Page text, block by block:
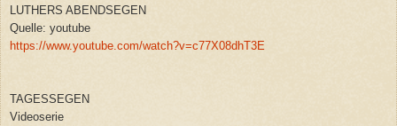
LUTHERS ABENDSEGEN
Quelle: youtube
https://www.youtube.com/watch?v=c77X08dhT3E
TAGESSEGEN
Videoserie